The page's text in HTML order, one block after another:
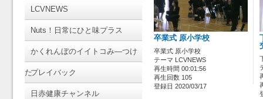
LCVNEWS
Nuts！日常にひと味プラス
かくれんぼのイイトコみ―つけ
たプレイバック
日赤健康チャンネル
卒業式 原小学校
卒業式 原小学校
テーマ LCVNEWS
再生時間 00:01:56
再生回数 105
登録日 2020/03/17